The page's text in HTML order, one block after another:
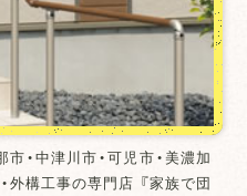
・中津川市・可児市・美濃加
外構工事の専門店 『家族で団